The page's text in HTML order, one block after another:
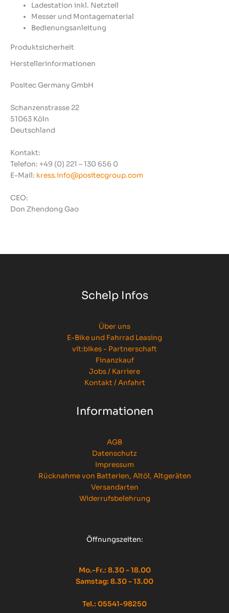
Ladestation inkl. Netzteil
Messer und Montagematerial
Bedienungsanleitung
Produktsicherheit
Herstellerinformationen
Positec Germany GmbH
Schanzenstrasse 22
51063 Köln
Deutschland
Kontakt:
Telefon: +49 (0) 221 – 130 656 0
E-Mail: kress.info@positecgroup.com
CEO:
Don Zhendong Gao
Schelp Infos
Über uns
E-Bike und Fahrrad Leasing
vit:bikes - Partnerschaft
Finanzkauf
Jobs / Karriere
Kontakt / Anfahrt
Informationen
AGB
Datenschutz
Impressum
Rücknahme von Batterien, Altöl, Altgeräten
Versandarten
Widerrufsbelehrung
Öffnungszeiten:
Mo.-Fr.: 8.30 - 18.00
Samstag: 8.30 - 13.00
Tel.: 05541-98250